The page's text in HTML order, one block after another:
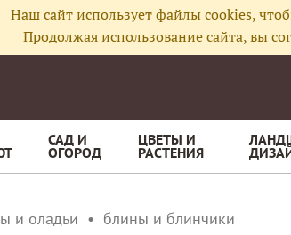
Наш сайт использует файлы cookies,
Продолжая использование сайта, вы
САД И
ОГОРОД
ЦВЕТЫ И
РАСТЕНИЯ
и оладьи блины и блинчики